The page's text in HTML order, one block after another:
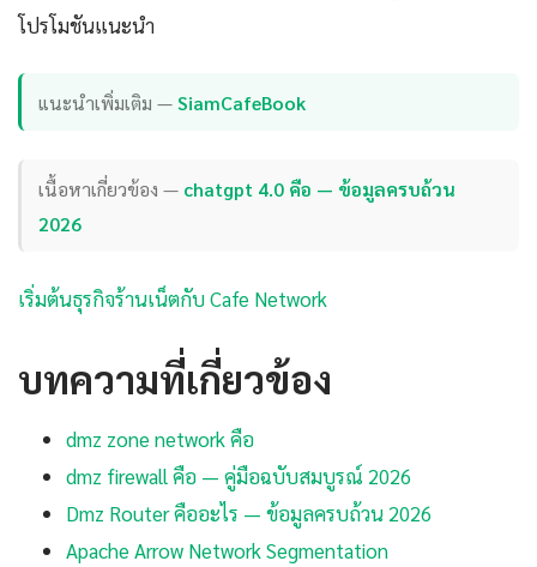
โปรโมชันแนะนำ
แนะนำเพิ่มเติม —SiamCafeBook
เนื้อหาเกี่ยวข้อง — chatgpt 4.0 คือ — ข้อมูลครบถ้วน
2026
เริ่มต้นธุรกิจร้านเน็ตกับ Cafe Network
บทความที่เกี่ยวข้อง
dmz zone network คือ
dmz firewall คือ — คู่มือฉบับสมบูรณ์ 2026
Dmz Router คืออะไร — ข้อมูลครบถ้วน 2026
Apache Arrow Network Segmentation